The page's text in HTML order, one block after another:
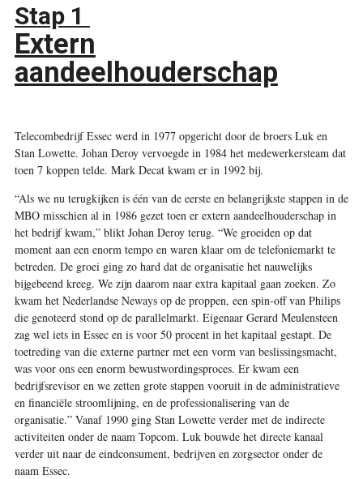
Stap 1
Extern
aandeelhouderschap
Telecombedrijf Essec werd in 1977 opgericht door de broers Luk en
Stan Lowette. Johan Deroy vervoegde in 1984 het medewerkersteam dat
toen 7 koppen telde. Mark Decat kwam er in 1992 bij.
“Als we nu terugkijken is één van de eerste en belangrijkste stappen in de
MBO ­misschien al in 1986 gezet toen er extern aandeelhouderschap in
het bedrijf kwam,” blikt Johan Deroy terug. “We groeiden op dat
moment aan een enorm tempo en waren klaar om de telefoniemarkt te
betreden. De groei ging zo hard dat de organisatie het nauwelijks
bijgebeend kreeg. We zijn daarom naar extra kapitaal gaan zoeken. Zo
kwam het Nederlandse Neways op de proppen, een spin-off van Philips
die genoteerd stond op de parallelmarkt. Eigenaar Gerard Meulensteen
zag wel iets in Essec en is voor 50 procent in het kapitaal gestapt. De
toetreding van die externe partner met een vorm van beslissingsmacht,
was voor ons een enorm bewustwordingsproces. Er kwam een
bedrijfsrevisor en we zetten grote stappen vooruit in de administratieve
en financiële stroomlijning, en de professionalisering van de
organisatie.” Vanaf 1990 ging Stan Lowette verder met de indirecte
activiteiten onder de naam Topcom. Luk bouwde het directe kanaal
verder uit naar de eindconsument, bedrijven en zorgsector onder de
naam Essec.